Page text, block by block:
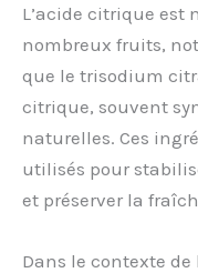
L’acide citrique est
nombreux fruits,
que le trisodium
citrique, souvent
naturelles. Ces
utilisés pour
et préserver la
Dans le contexte de